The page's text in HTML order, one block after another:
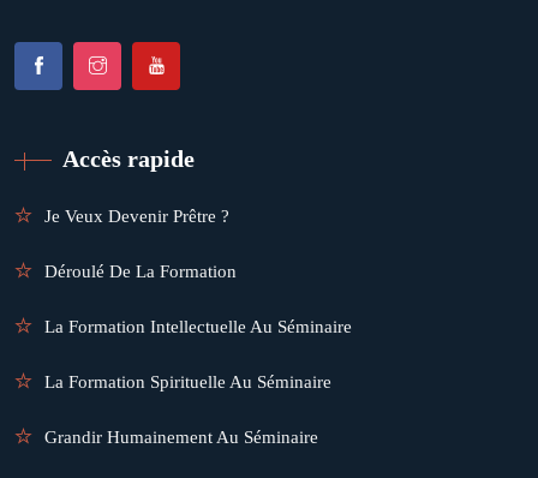
Accès rapide
Je Veux Devenir Prêtre ?
Déroulé De La Formation
La Formation Intellectuelle Au Séminaire
La Formation Spirituelle Au Séminaire
Grandir Humainement Au Séminaire